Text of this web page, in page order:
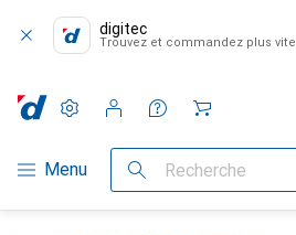
digitec
Trouvez et commandez plus vite
Navigation par catégorie
Menu Recherche
Paramètres
Compte client
Listes de comparaison
Listes d'envies
Panier